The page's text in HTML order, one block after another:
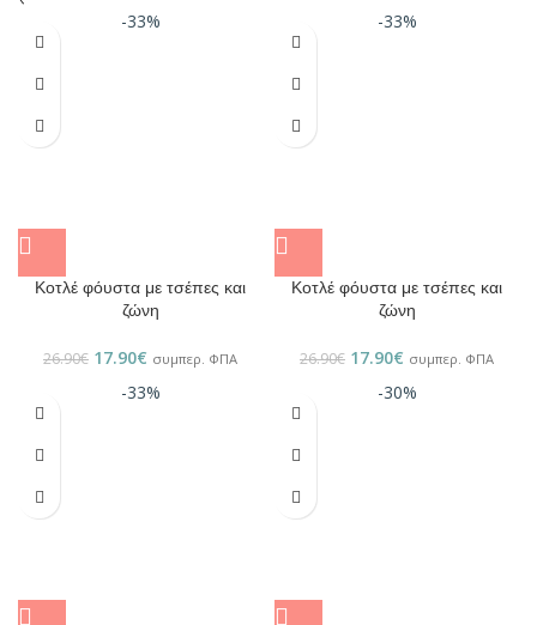
-33%
Κοτλέ φόυστα με τσέπες και
ζώνη
26.90€ 17.90€ συμπερ. ΦΠΑ
-33%
Κοτλέ φόυστα με τσέπες και
ζώνη
26.90€ 17.90€ συμπερ. ΦΠΑ
-33% -30%